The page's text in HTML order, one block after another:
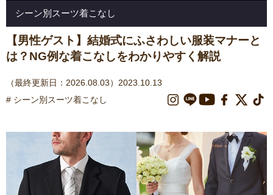
シーン別スーツ着こなし
【男性ゲスト】結婚式にふさわしい服装マナーと
は？NG例な着こなしをわかりやすく解説
（最終更新日：2026.08.03）2023.10.13
# シーン別スーツ着こなし